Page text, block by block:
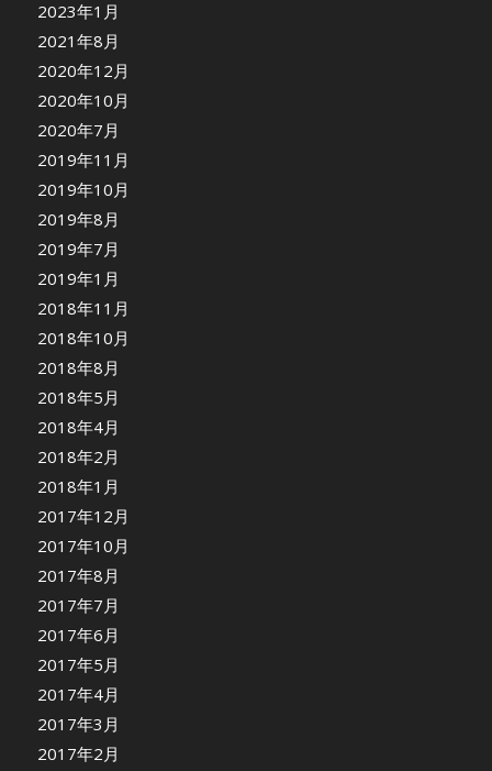
2023年1月
2021年8月
2020年12月
2020年10月
2020年7月
2019年11月
2019年10月
2019年8月
2019年7月
2019年1月
2018年11月
2018年10月
2018年8月
2018年5月
2018年4月
2018年2月
2018年1月
2017年12月
2017年10月
2017年8月
2017年7月
2017年6月
2017年5月
2017年4月
2017年3月
2017年2月